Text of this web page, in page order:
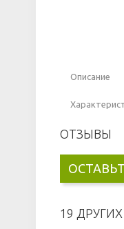
Описание
ОТЗЫВЫ
19